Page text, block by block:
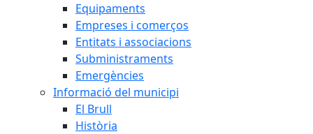
Equipaments
Empreses i comerços
Entitats i associacions
Subministraments
Emergències
Informació del municipi
El Brull
Història